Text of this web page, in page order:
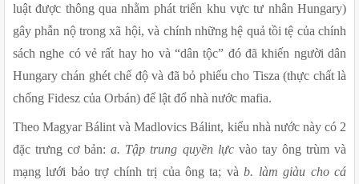
luật được thông qua nhằm phát triển khu vực tư nhân Hungary)
gây phẫn nộ trong xã hội, và chính những hệ quả tồi tệ của chính
sách nghe có vẻ rất hay ho và “dân tộc” đó đã khiến người dân
Hungary chán ghét chế độ và đã bỏ phiếu cho Tisza (thực chất là
chống Fidesz của Orbán) để lật đổ nhà nước mafia.
Theo Magyar Bálint và Madlovics Bálint, kiểu nhà nước này có 2
đặc trưng cơ bản: a. Tập trung quyền lực vào tay ông trùm và
mạng lưới bảo trợ chính trị của ông ta; và b. làm giàu cho cá